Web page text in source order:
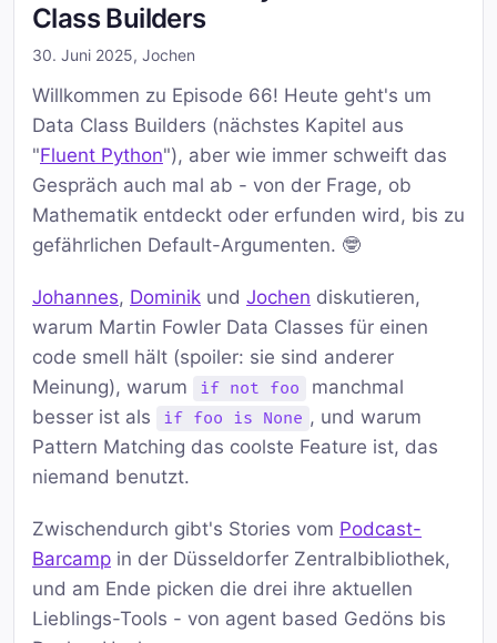
Class Builders
30. Juni 2025, Jochen
Willkommen zu Episode 66! Heute geht's um
Data Class Builders (nächstes Kapitel aus
"Fluent Python"), aber wie immer schweift das
Gespräch auch mal ab - von der Frage, ob
Mathematik entdeckt oder erfunden wird, bis zu
gefährlichen Default-Argumenten. 🤓
Johannes, Dominik und Jochen diskutieren,
warum Martin Fowler Data Classes für einen
code smell hält (spoiler: sie sind anderer
Meinung), warum
if not foo
manchmal
besser ist als
if foo is None , und warum
Pattern Matching das coolste Feature ist, das
niemand benutzt.
Zwischendurch gibt's Stories vom Podcast-
Barcamp in der Düsseldorfer Zentralbibliothek,
und am Ende picken die drei ihre aktuellen
Lieblings-Tools - von agent based Gedöns bis